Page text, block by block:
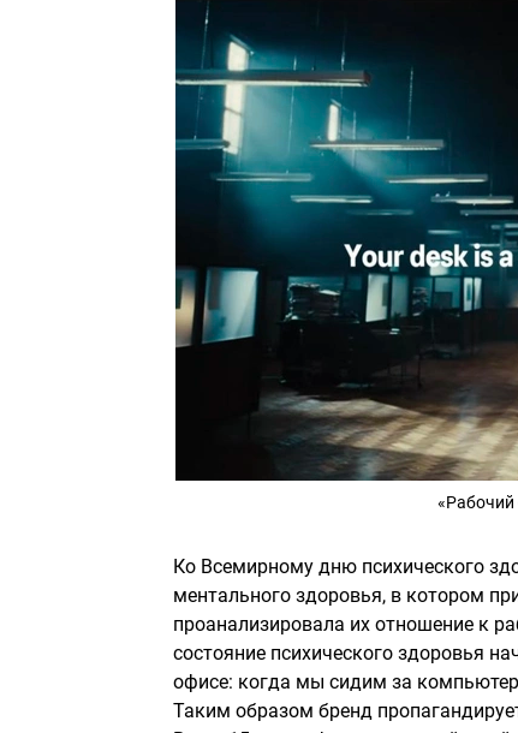
«Рабочий
Ко Всемирному дню психического
ментального здоровья, в котором
проанализировала их отношение к
состояние психического здоровья
офисе: когда мы сидим за
Таким образом бренд